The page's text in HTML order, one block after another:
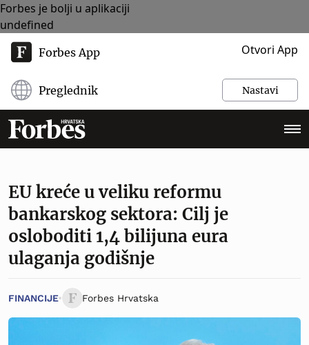
Forbes je bolji u aplikaciji
undefined
Forbes App Otvori App
Preglednik Nastavi
EU kreće u veliku reformu
bankarskog sektora: Cilj je
osloboditi 1,4 bilijuna eura
ulaganja godišnje
FINANCIJE Forbes Hrvatska